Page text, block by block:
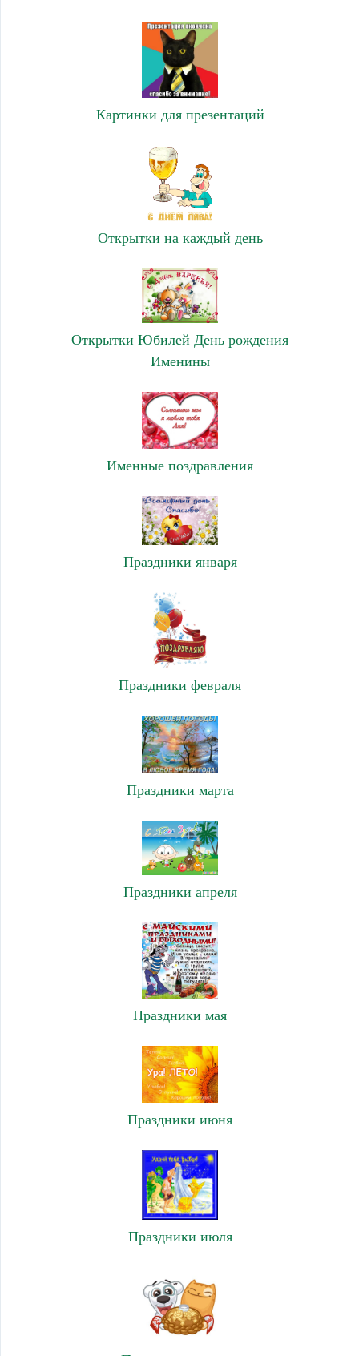
Картинки для презентаций
Открытки на каждый день
Открытки Юбилей День рождения
Именины
Именные поздравления
Праздники января
Праздники февраля
Праздники марта
Праздники апреля
Праздники мая
Праздники июня
Праздники июля